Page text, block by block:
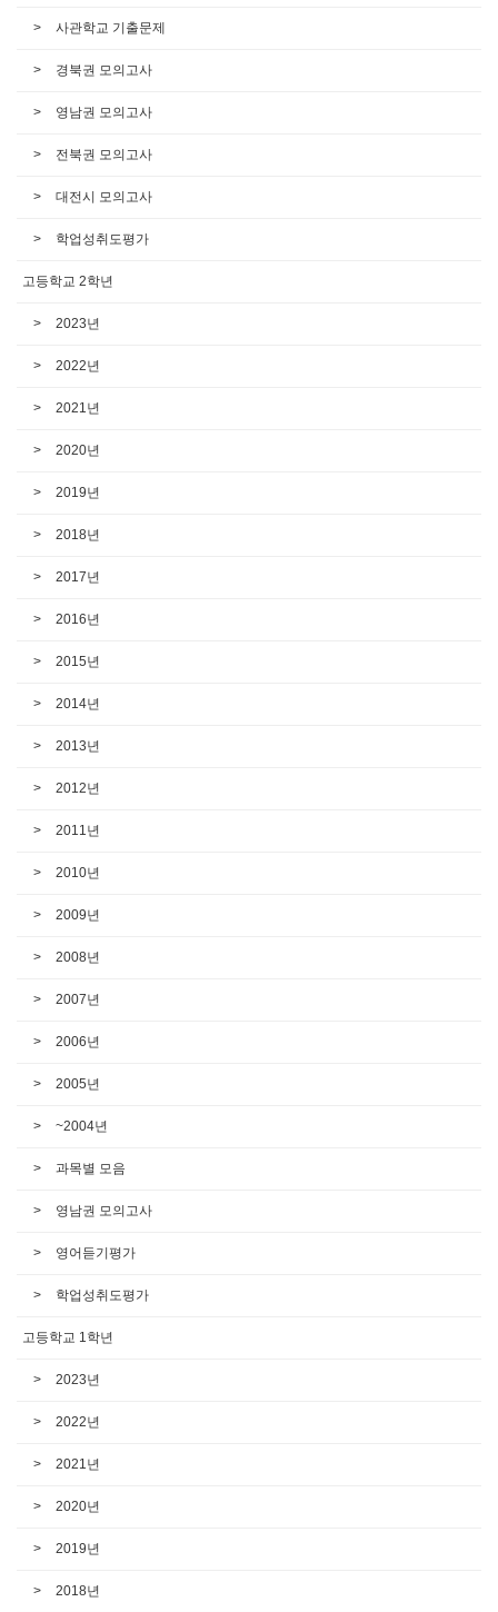
사관학교 기출문제
경북권 모의고사
영남권 모의고사
전북권 모의고사
대전시 모의고사
학업성취도평가
고등학교 2학년
2023년
2022년
2021년
2020년
2019년
2018년
2017년
2016년
2015년
2014년
2013년
2012년
2011년
2010년
2009년
2008년
2007년
2006년
2005년
~2004년
과목별 모음
영남권 모의고사
영어듣기평가
학업성취도평가
고등학교 1학년
2023년
2022년
2021년
2020년
2019년
2018년